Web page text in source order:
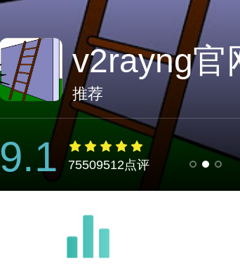
outline免
推荐
9.1 75509512点评